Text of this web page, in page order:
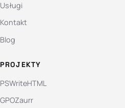
Usługi
Kontakt
Blog
PROJEKTY
PSWriteHTML
GPOZaurr